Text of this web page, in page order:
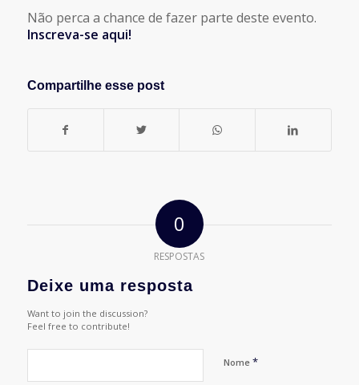
Não perca a chance de fazer parte deste evento.
Inscreva-se aqui!
Compartilhe esse post
0
RESPOSTAS
Deixe uma resposta
Want to join the discussion?
Feel free to contribute!
Nome *